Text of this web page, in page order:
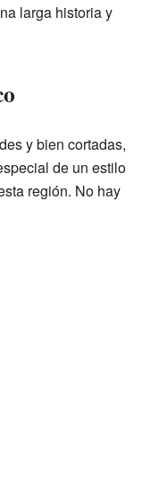
larga historia y
y bien cortadas,
de un estilo
región. No hay